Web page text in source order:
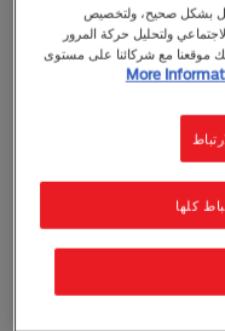
الطرية مع
اكتب تقييم
بشكل صحيح، ولتخصيص
ولتحليل حركة المرور
موقعنا مع شركائنا على مستوى
More
كلها